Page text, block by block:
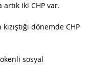
iki CHP var.
dönemde CHP
sosyal